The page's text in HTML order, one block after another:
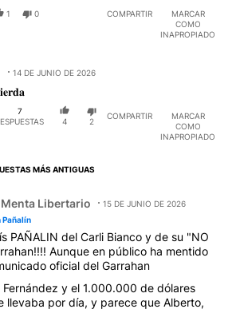
1 0 COMPARTIR
MARCAR
COMO
INAPROPIADO
Pañalín.
14 DE JUNIO DE 2026
7
4 2
COMPARTIR
MARCAR
COMO
INAPROPIADO
antiguas
MÁS ANTIGUAS
Libertario
15 DE JUNIO DE 2026
Pañalín
PAÑALIN del Carli Bianco y de su "NO
Aunque en público ha mentido
oficial del Garrahan
Fernández y el 1.000.000 de dólares
llevaba por día, y parece que Alberto,